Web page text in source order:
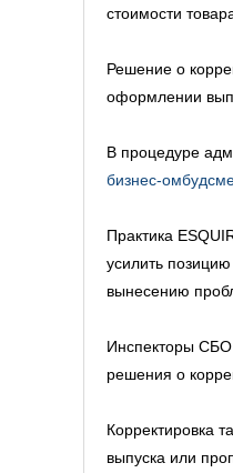
стоимости
Решение о
оформлении
В процедуре
бизнес-
Практика
усилить
вынесению
Инспекторы СБО
решения о
Корректировка
выпуска или